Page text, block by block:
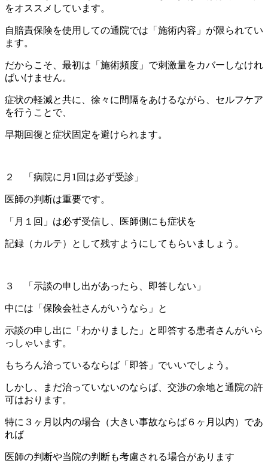
をオススメしています。
自賠責保険を使用しての通院では「施術内容」が限られてい
ます。
だからこそ、最初は「施術頻度」で刺激量をカバーしなけれ
ばいけません。
症状の軽減と共に、徐々に間隔をあけるながら、セルフケア
を行うことで、
早期回復と症状固定を避けられます。
２ 「病院に月1回は必ず受診」
医師の判断は重要です。
「月１回」は必ず受信し、医師側にも症状を
記録（カルテ）として残すようにしてもらいましょう。
３ 「示談の申し出があったら、即答しない」
中には「保険会社さんがいうなら」と
示談の申し出に「わかりました」と即答する患者さんがいら
っしゃいます。
もちろん治っているならば「即答」でいいでしょう。
しかし、まだ治っていないのならば、交渉の余地と通院の許
可はおります。
特に３ヶ月以内の場合（大きい事故ならば６ヶ月以内）であ
れば
医師の判断や当院の判断も考慮される場合があります